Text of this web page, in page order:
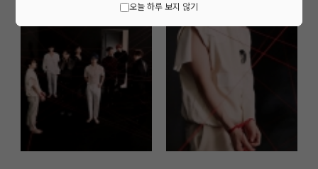
오늘 하루 보지 않기